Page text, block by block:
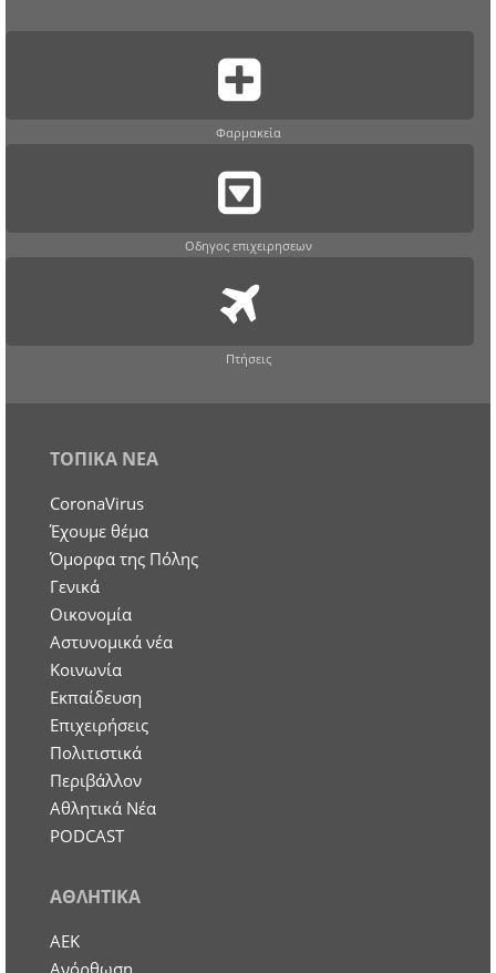
Φαρμακεία
Οδηγος επιχειρησεων
Πτήσεις
ΤΟΠΙΚΑ ΝΕΑ
CoronaVirus
Έχουμε θέμα
Όμορφα της Πόλης
Γενικά
Οικονομία
Aστυνομικά νέα
Κοινωνία
Εκπαίδευση
Επιχειρήσεις
Πολιτιστικά
Περιβάλλον
Αθλητικά Νέα
PODCAST
ΑΘΛΗΤΙΚΑ
ΑΕΚ